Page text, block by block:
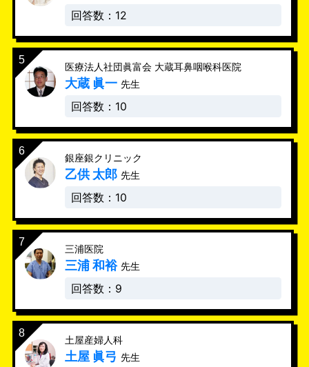
回答数：12
医療法人社団眞富会 大蔵耳鼻咽喉科医院
大蔵 眞一 先生
回答数：10
銀座銀クリニック
乙供 太郎 先生
回答数：10
三浦医院
三浦 和裕 先生
回答数：9
土屋産婦人科
土屋 眞弓 先生